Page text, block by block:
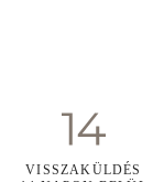
VISSZAKÜLDÉS